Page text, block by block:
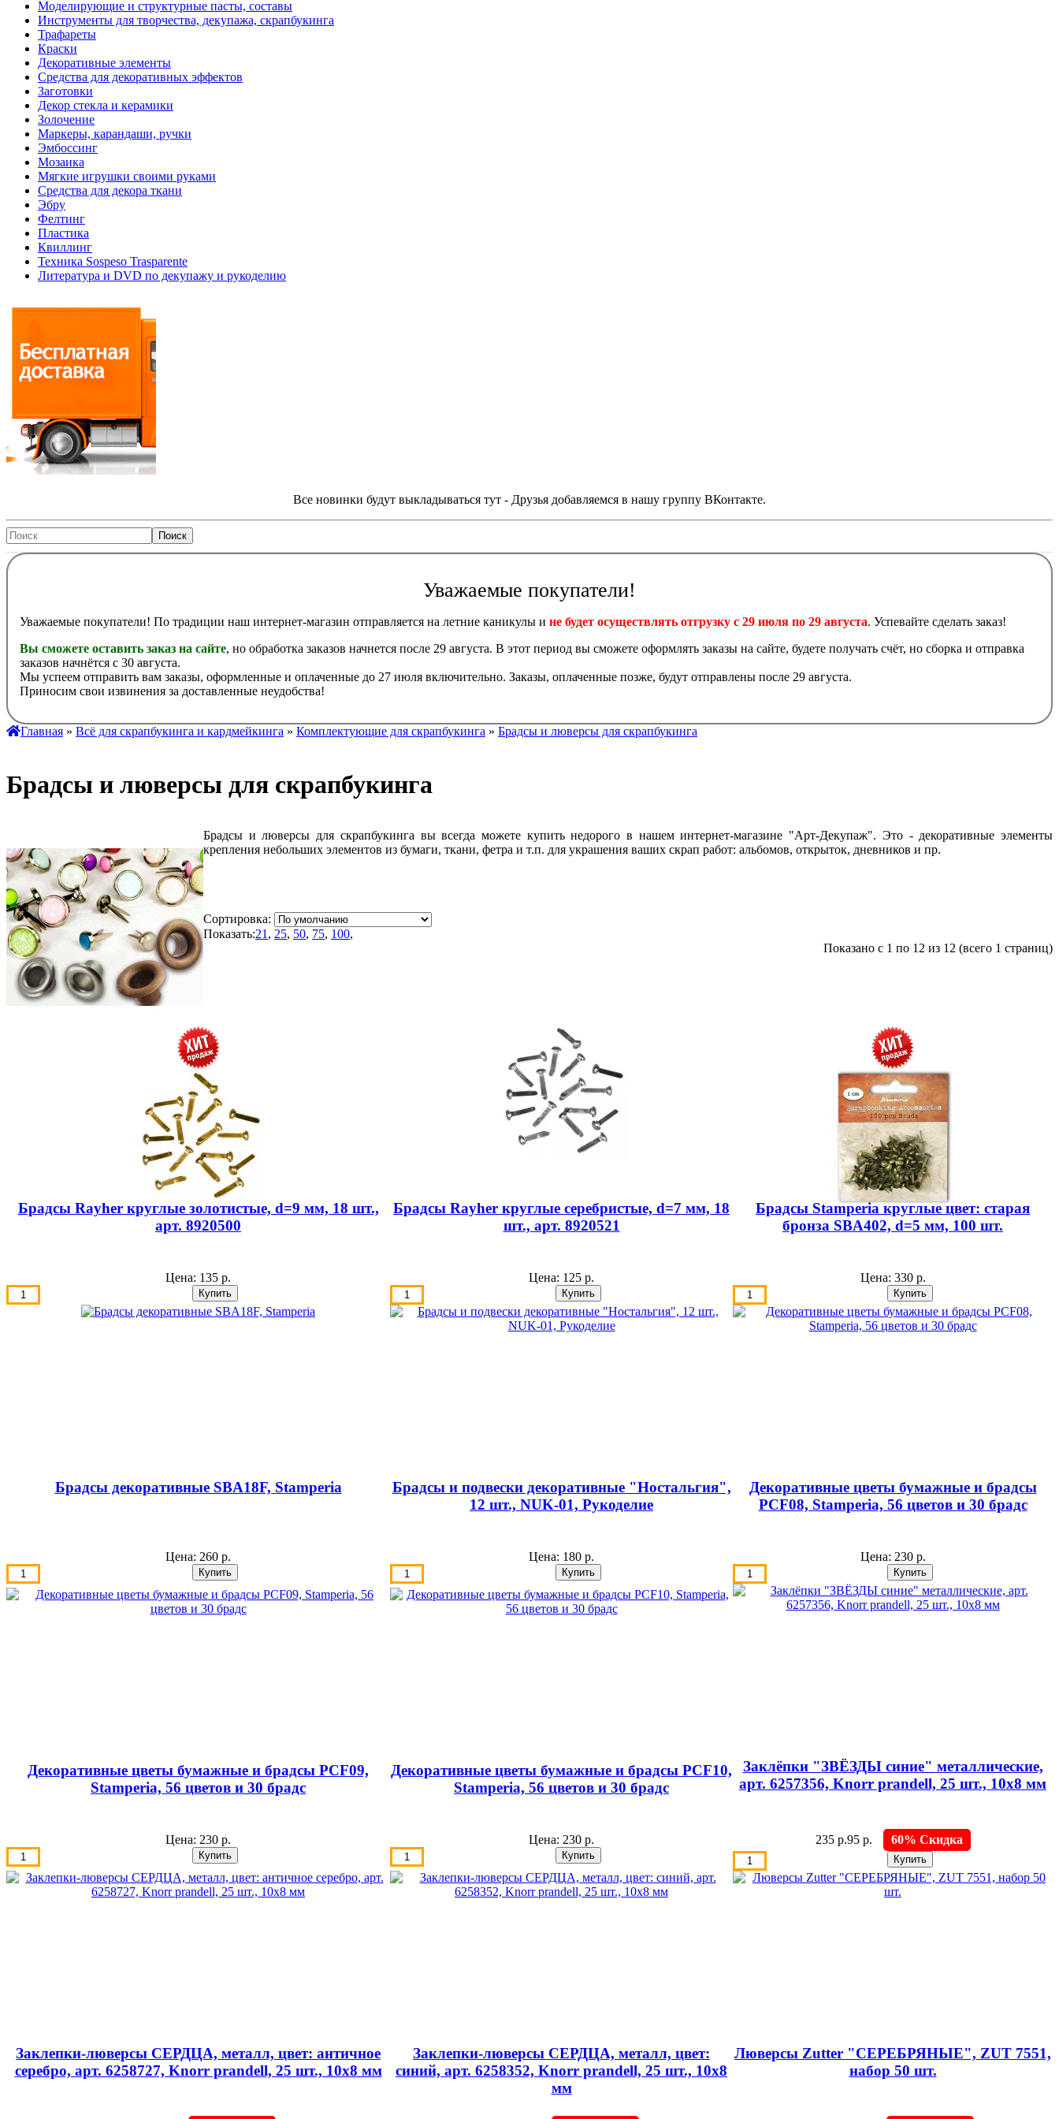
Моделирующие и структурные пасты, составы
Инструменты для творчества, декупажа, скрапбукинга
Трафареты
Краски
Декоративные элементы
Средства для декоративных эффектов
Заготовки
Декор стекла и керамики
Золочение
Маркеры, карандаши, ручки
Эмбоссинг
Мозаика
Мягкие игрушки своими руками
Средства для декора ткани
Эбру
Фелтинг
Пластика
Квиллинг
Техника Sospeso Trasparente
Литература и DVD по декупажу и рукоделию
Все новинки будут выкладываться тут - Друзья добавляемся в нашу группу ВКонтакте.
Уважаемые покупатели!
Уважаемые покупатели! По традиции наш интернет-магазин отправляется на летние каникулы и не будет осуществлять отгрузку с 29 июля по 29 августа. Успевайте сделать заказ!
Вы сможете оставить заказ на сайте, но обработка заказов начнется после 29 августа. В этот период вы сможете оформлять заказы на сайте, будете получать счёт, но сборка и отправка
заказов начнётся с 30 августа.
Мы успеем отправить вам заказы, оформленные и оплаченные до 27 июля включительно. Заказы, оплаченные позже, будут отправлены после 29 августа.
Приносим свои извинения за доставленные неудобства!
Главная » Всё для скрапбукинга и кардмейкинга » Комплектующие для скрапбукинга » Брадсы и люверсы для скрапбукинга
Брадсы и люверсы для скрапбукинга
Брадсы и люверсы для скрапбукинга вы всегда можете купить недорого в нашем интернет-магазине "Арт-Декупаж". Это - декоративные элементы
крепления небольших элементов из бумаги, ткани, фетра и т.п. для украшения ваших скрап работ: альбомов, открыток, дневников и пр.
Сортировка:
Показать:21, 25, 50, 75, 100,
Показано с 1 по 12 из 12 (всего 1 страниц)
Брадсы Rayher круглые золотистые, d=9 мм, 18 шт.,
арт. 8920500
Цена: 135 р.
Брадсы Rayher круглые серебристые, d=7 мм, 18
шт., арт. 8920521
Цена: 125 р.
Брадсы Stamperia круглые цвет: старая
бронза SBA402, d=5 мм, 100 шт.
Цена: 330 р.
Брадсы декоративные SBA18F, Stamperia
Цена: 260 р.
Брадсы и подвески декоративные "Ностальгия",
12 шт., NUK-01, Рукоделие
Цена: 180 р.
Декоративные цветы бумажные и брадсы
PCF08, Stamperia, 56 цветов и 30 брадс
Цена: 230 р.
Декоративные цветы бумажные и брадсы PCF09,
Stamperia, 56 цветов и 30 брадс
Цена: 230 р.
Декоративные цветы бумажные и брадсы PCF10,
Stamperia, 56 цветов и 30 брадс
Цена: 230 р.
Заклёпки "ЗВЁЗДЫ синие" металлические,
арт. 6257356, Knorr prandell, 25 шт., 10х8 мм
235 р.95 р. 60% Скидка
Заклепки-люверсы СЕРДЦА, металл, цвет: античное
серебро, арт. 6258727, Knorr prandell, 25 шт., 10х8 мм
Заклепки-люверсы СЕРДЦА, металл, цвет:
синий, арт. 6258352, Knorr prandell, 25 шт., 10х8
мм
Люверсы Zutter "СЕРЕБРЯНЫЕ", ZUT 7551,
набор 50 шт.